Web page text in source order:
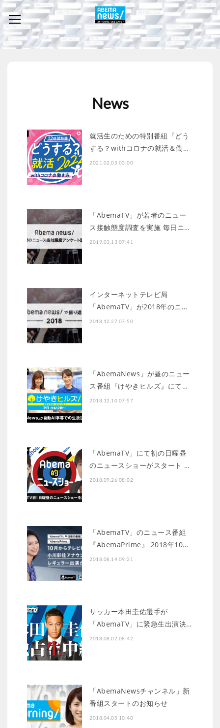
News
就活生のための特別番組『どう
する？withコロナの就活＆働…
2021.02.05 03:00
「AbemaTV」が若者のニュー
ス接触態度調査を実施 毎日ニ…
2019.03.13 07:41
インターネットテレビ局
「AbemaTV」が2018年のニ…
2018.12.27 07:50
「AbemaNews」が昼のニュー
ス番組『けやきヒルズ』にて…
2018.12.10 07:57
「AbemaTV」にて初の日曜昼
のニュースショーがスタート …
2018.09.26 08:02
「AbemaTV」のニュース番組
『AbemaPrime』 2018年10…
2018.08.14 09:21
サッカー本田圭佑選手が
「AbemaTV」に緊急生出演決…
2018.08.02 08:42
「AbemaNewsチャンネル」新
番組スタートのお知らせ
2018.04.05 10:40